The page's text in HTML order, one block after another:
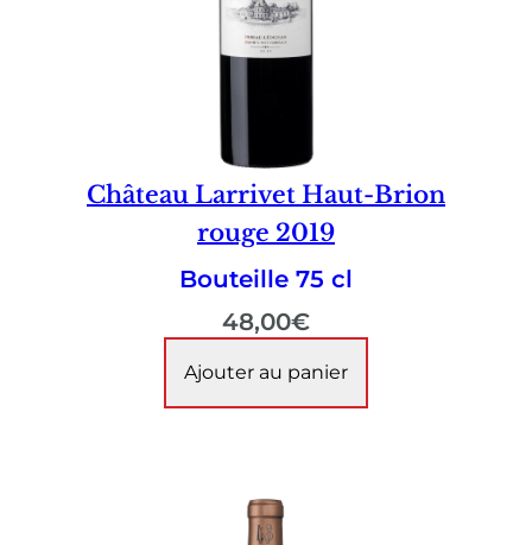
Château Larrivet Haut-Brion
rouge 2019
Bouteille 75 cl
48,00€
Ajouter au panier